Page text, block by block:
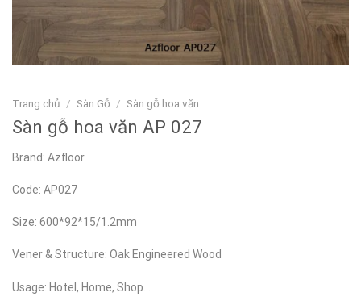
Trang chủ / Sàn Gỗ / Sàn gỗ hoa văn
Sàn gỗ hoa văn AP 027
Brand: Azfloor
Code: AP027
Size: 600*92*15/1.2mm
Vener & Structure: Oak Engineered Wood
Usage: Hotel, Home, Shop…